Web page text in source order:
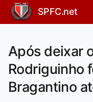
SPFC.net
Após deixar
Rodriguinho
Bragantino